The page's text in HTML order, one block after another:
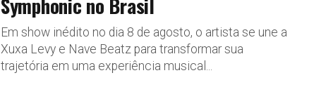
Symphonic no Brasil
Em show inédito no dia 8 de agosto, o artista se une a
Xuxa Levy e Nave Beatz para transformar sua
trajetória em uma experiência musical...